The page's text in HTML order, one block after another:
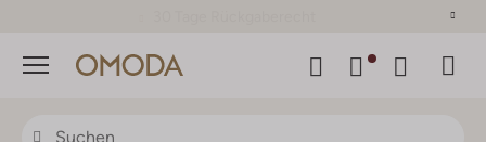
Menü